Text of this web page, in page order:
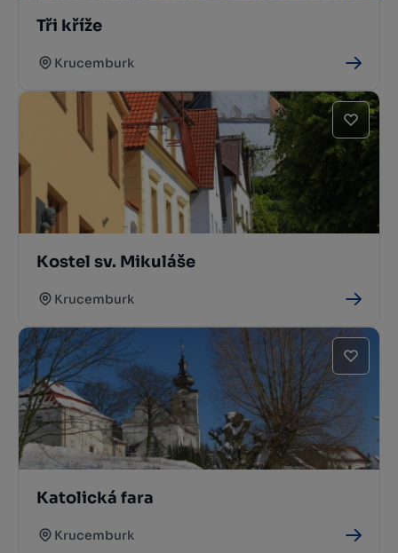
Tři kříže
Krucemburk
Kostel sv. Mikuláše
Krucemburk
Katolická fara
Krucemburk